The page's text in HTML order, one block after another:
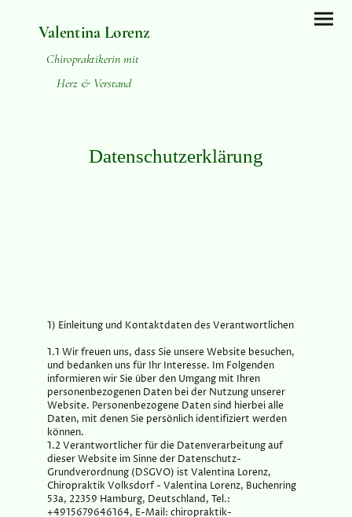
Valentina Lorenz
Chiropraktikerin mit
Herz & Verstand
Datenschutzerklärung
1) Einleitung und Kontaktdaten des Verantwortlichen
1.1 Wir freuen uns, dass Sie unsere Website besuchen,
und bedanken uns für Ihr Interesse. Im Folgenden
informieren wir Sie über den Umgang mit Ihren
personenbezogenen Daten bei der Nutzung unserer
Website. Personenbezogene Daten sind hierbei alle
Daten, mit denen Sie persönlich identifiziert werden
können.
1.2 Verantwortlicher für die Datenverarbeitung auf
dieser Website im Sinne der Datenschutz-
Grundverordnung (DSGVO) ist Valentina Lorenz,
Chiropraktik Volksdorf - Valentina Lorenz, Buchenring
53a, 22359 Hamburg, Deutschland, Tel.:
+4915679646164, E-Mail: chiropraktik-